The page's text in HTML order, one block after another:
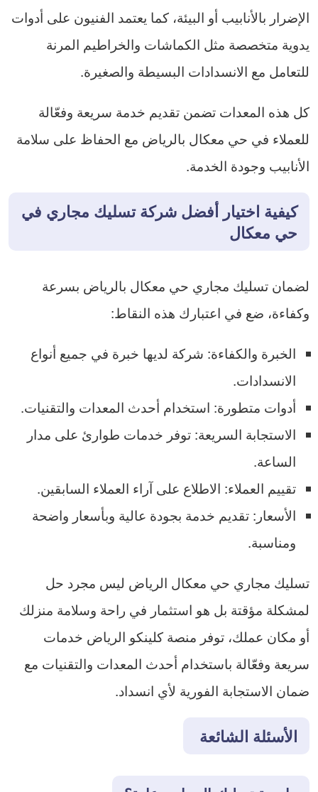
الإضرار بالأنابيب أو البيئة، كما يعتمد الفنيون على أدوات
يدوية متخصصة مثل الكماشات والخراطيم المرنة
للتعامل مع الانسدادات البسيطة والصغيرة.
كل هذه المعدات تضمن تقديم خدمة سريعة وفعّالة
للعملاء في حي معكال بالرياض مع الحفاظ على سلامة
الأنابيب وجودة الخدمة.
كيفية اختيار أفضل شركة تسليك مجاري في
حي معكال
لضمان تسليك مجاري حي معكال بالرياض بسرعة
وكفاءة، ضع في اعتبارك هذه النقاط:
الخبرة والكفاءة: شركة لديها خبرة في جميع أنواع
الانسدادات.
أدوات متطورة: استخدام أحدث المعدات والتقنيات.
الاستجابة السريعة: توفر خدمات طوارئ على مدار
الساعة.
تقييم العملاء: الاطلاع على آراء العملاء السابقين.
الأسعار: تقديم خدمة بجودة عالية وبأسعار واضحة
ومناسبة.
تسليك مجاري حي معكال الرياض ليس مجرد حل
لمشكلة مؤقتة بل هو استثمار في راحة وسلامة منزلك
أو مكان عملك، توفر منصة كلينكو الرياض خدمات
سريعة وفعّالة باستخدام أحدث المعدات والتقنيات مع
ضمان الاستجابة الفورية لأي انسداد.
الأسئلة الشائعة